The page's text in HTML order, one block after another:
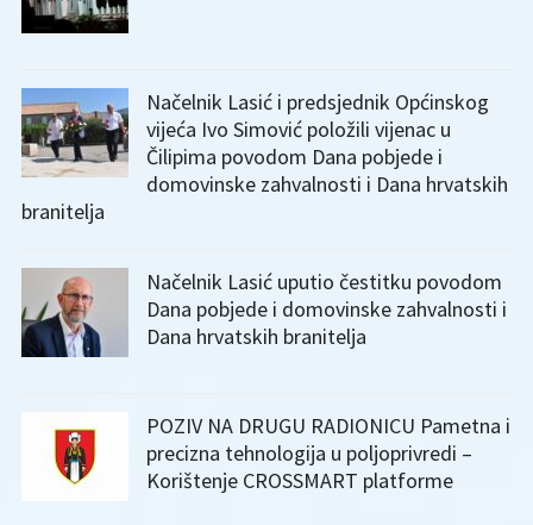
Načelnik Lasić i predsjednik Općinskog
vijeća Ivo Simović položili vijenac u
Čilipima povodom Dana pobjede i
domovinske zahvalnosti i Dana hrvatskih
branitelja
Načelnik Lasić uputio čestitku povodom
Dana pobjede i domovinske zahvalnosti i
Dana hrvatskih branitelja
POZIV NA DRUGU RADIONICU Pametna i
precizna tehnologija u poljoprivredi –
Korištenje CROSSMART platforme